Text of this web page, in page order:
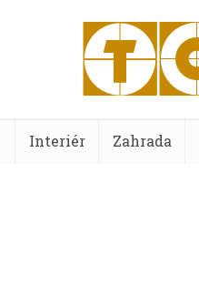
Interiér Zahrada